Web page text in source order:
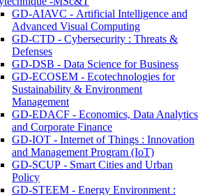
GD-AIAVC - Artificial Intelligence and
Advanced Visual Computing
GD-CTD - Cybersecurity : Threats &
Defenses
GD-DSB - Data Science for Business
GD-ECOSEM - Ecotechnologies for
Sustainability & Environment
Management
GD-EDACF - Economics, Data Analytics
and Corporate Finance
GD-IOT - Internet of Things : Innovation
and Management Program (IoT)
GD-SCUP - Smart Cities and Urban
Policy
GD-STEEM - Energy Environment :